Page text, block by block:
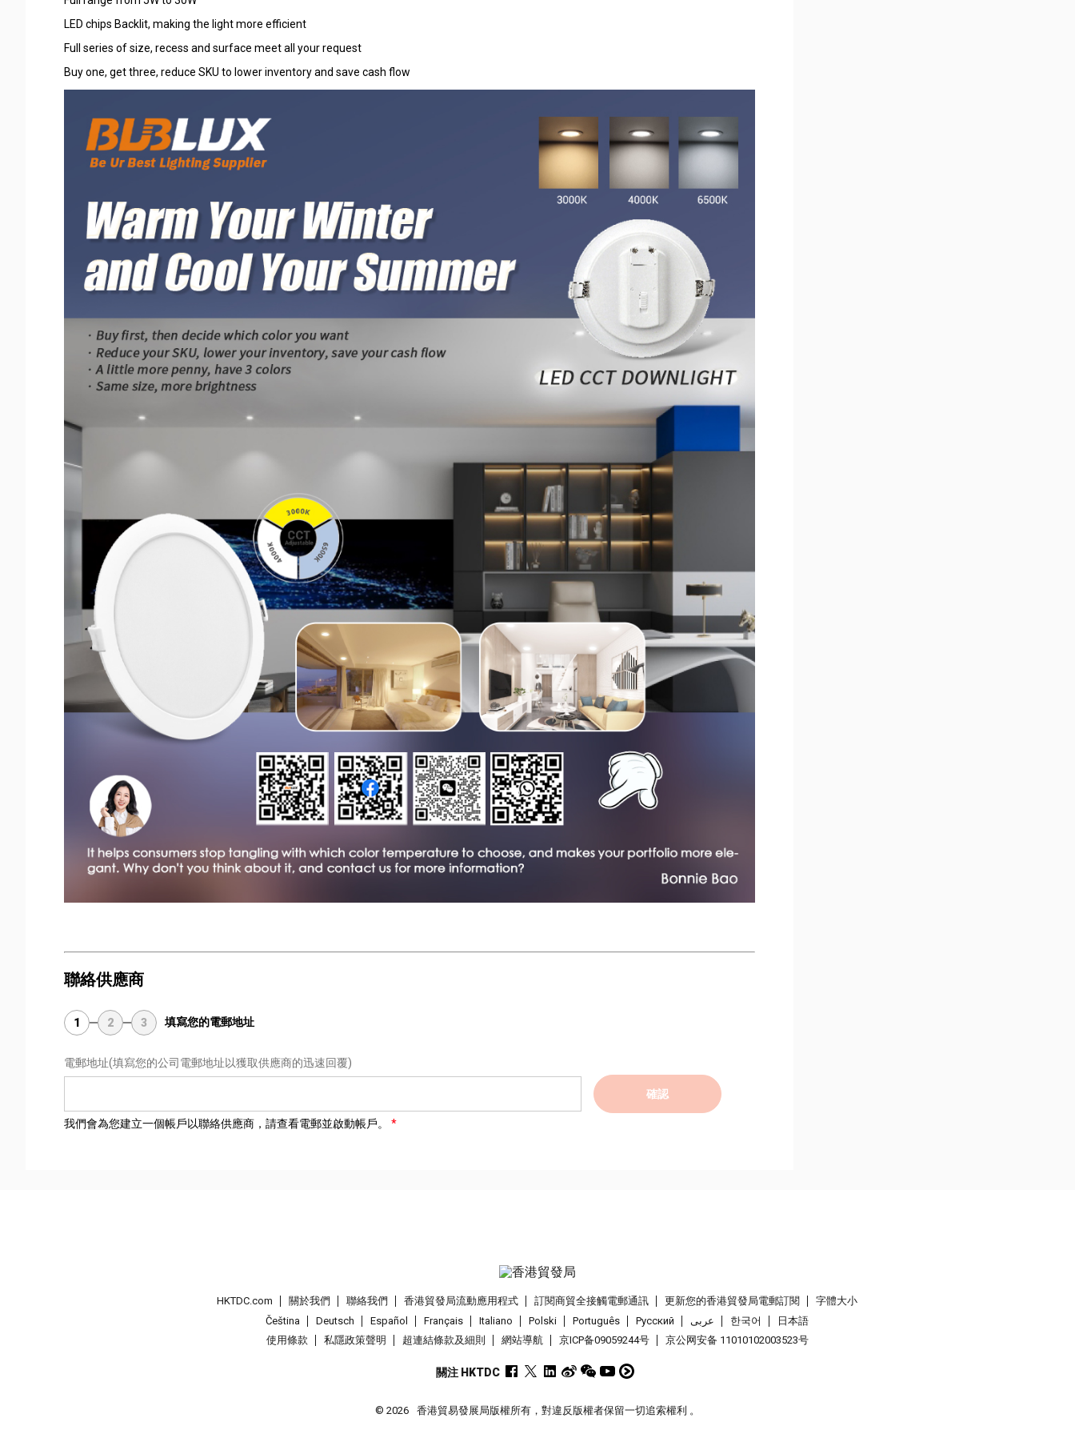
LED chips Backlit, making the light more efficient
Full series of size, recess and surface meet all your request
Buy one, get three, reduce SKU to lower inventory and save cash flow
聯絡供應商
1 2 3 填寫您的電郵地址
電郵地址(填寫您的公司電郵地址以獲取供應商的迅速回覆)
確認
我們會為您建立一個帳戶以聯絡供應商，請查看電郵並啟動帳戶。
HKTDC.com 關於我們 聯絡我們 香港貿發局流動應用程式 訂閱商貿全接觸電郵通訊 更新您的香港貿發局電郵訂閱
字體大小
Čeština
Deutsch Español Français Italiano Polski Português Pусский عربى 한국어
日本語
使用條款
私隱政策聲明 超連結條款及細則 網站導航 京ICP备09059244号 京公网安备 11010102003523号
關注 HKTDC
© 2026 香港貿易發展局版權所有，對違反版權者保留一切追索權利 。